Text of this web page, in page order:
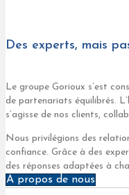
Des experts, mais
Le groupe Gorioux s’est
de partenariats équilibrés.
s’agisse de nos clients,
Nous privilégions des
confiance. Grâce à des
des réponses adaptées à
À propos de nous